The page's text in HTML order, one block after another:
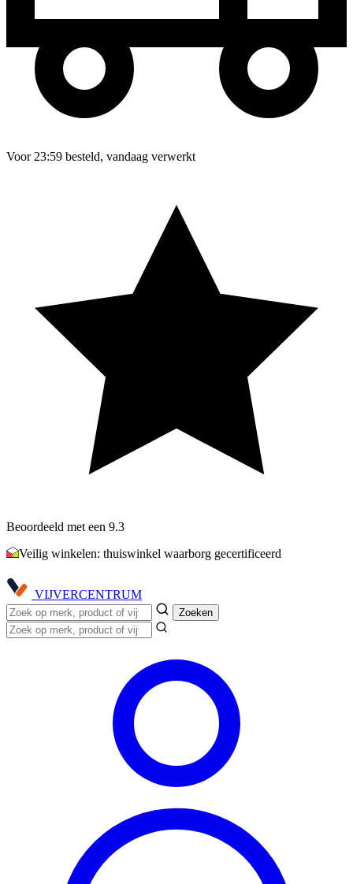
Voor 23:59 besteld, vandaag verwerkt
Beoordeeld met een 9.3
Veilig winkelen: thuiswinkel waarborg gecertificeerd
VIJVERCENTRUM
Zoeken